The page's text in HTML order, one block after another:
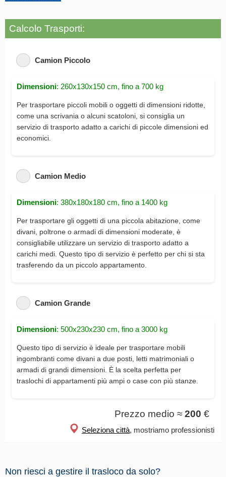
Calcolo Trasporti:
Camion Piccolo
Dimensioni: 260x130x150 cm, fino a 700 kg
Per trasportare piccoli mobili o oggetti di dimensioni ridotte,
come una scrivania o alcuni scatoloni, si consiglia un
servizio di trasporto adatto a carichi di piccole dimensioni ed
economici.
Camion Medio
Dimensioni: 380x180x180 cm, fino a 1400 kg
Per trasportare gli oggetti di una piccola abitazione, come
divani, poltrone o armadi di dimensioni moderate, è
consigliabile utilizzare un servizio di trasporto adatto a
carichi medi. Questo tipo di servizio è perfetto per chi si sta
trasferendo da un piccolo appartamento.
Camion Grande
Dimensioni: 500x230x230 cm, fino a 3000 kg
Questo tipo di servizio è ideale per trasportare mobili
ingombranti come divani a due posti, letti matrimoniali o
armadi di grandi dimensioni. È la scelta perfetta per
traslochi di appartamenti più ampi o case con più stanze.
Prezzo medio ≈ 200 €
Seleziona città, mostriamo professionisti
Non riesci a gestire il trasloco da solo?